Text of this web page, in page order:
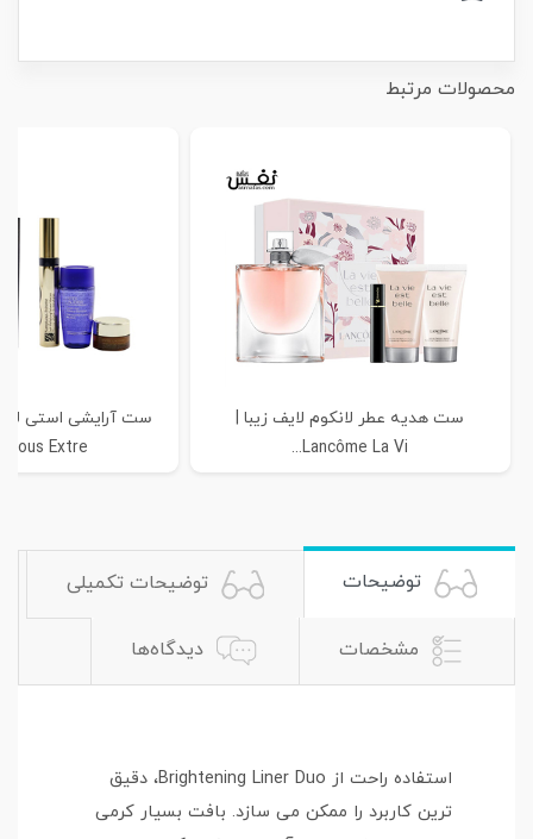
محصولات مرتبط
ست هدیه عطر لانکوم لایف زیبا |
Lancôme La Vi...
Extre...
توضیحات توضیحات تکمیلی
مشخصات دیدگاه‌ها
استفاده راحت از Brightening Liner Duo، دقیق
ترین کاربرد را ممکن می سازد. بافت بسیار کرمی